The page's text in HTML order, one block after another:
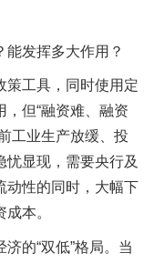
能发挥多大作用？
策工具，同时使用定
但“融资难、融资
工业生产放缓、投
忧显现，需要央行及
动性的同时，大幅下
本。
的“双低”格局。当